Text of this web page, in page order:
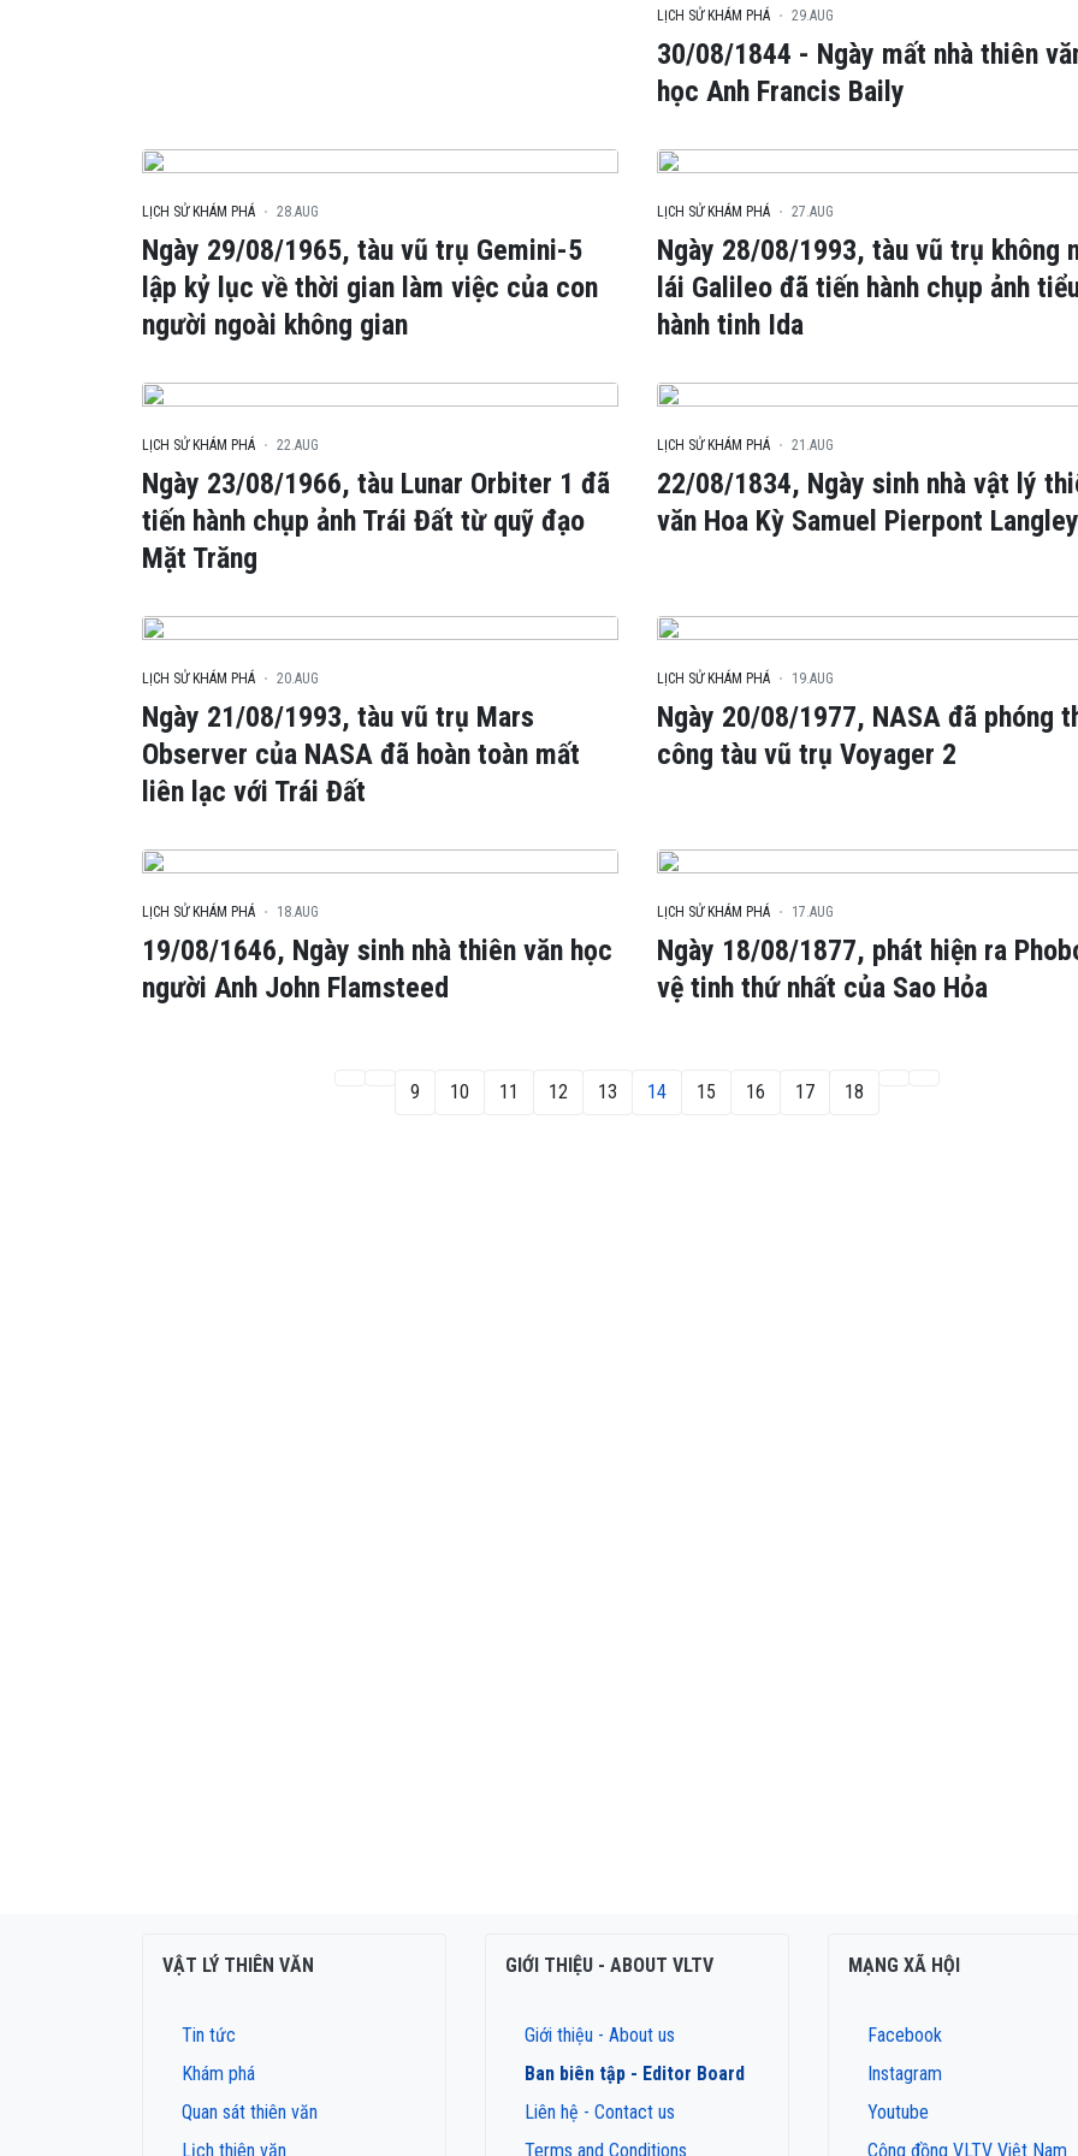
LỊCH SỬ KHÁM PHÁ 29.AUG
30/08/1844 - Ngày mất nhà thiên
học Anh Francis Baily
LỊCH SỬ KHÁM PHÁ 28.AUG
Ngày 29/08/1965, tàu vũ trụ Gemini-5
lập kỷ lục về thời gian làm việc của con
người ngoài không gian
LỊCH SỬ KHÁM PHÁ 27.AUG
Ngày 28/08/1993, tàu vũ trụ không
lái Galileo đã tiến hành chụp ảnh
hành tinh Ida
LỊCH SỬ KHÁM PHÁ 22.AUG
Ngày 23/08/1966, tàu Lunar Orbiter 1 đã
tiến hành chụp ảnh Trái Đất từ quỹ đạo
Mặt Trăng
LỊCH SỬ KHÁM PHÁ 21.AUG
22/08/1834, Ngày sinh nhà vật lý
văn Hoa Kỳ Samuel Pierpont Langley
LỊCH SỬ KHÁM PHÁ 20.AUG
Ngày 21/08/1993, tàu vũ trụ Mars
Observer của NASA đã hoàn toàn mất
liên lạc với Trái Đất
LỊCH SỬ KHÁM PHÁ 19.AUG
Ngày 20/08/1977, NASA đã phóng
công tàu vũ trụ Voyager 2
LỊCH SỬ KHÁM PHÁ 18.AUG
19/08/1646, Ngày sinh nhà thiên văn học
người Anh John Flamsteed
LỊCH SỬ KHÁM PHÁ 17.AUG
Ngày 18/08/1877, phát hiện ra
vệ tinh thứ nhất của Sao Hỏa
9 10 11 12 13 14 15 16 17 18
VẬT LÝ THIÊN VĂN
Tin tức
Khám phá
Quan sát thiên văn
Lịch thiên văn
GIỚI THIỆU - ABOUT VLTV
Giới thiệu - About us
Ban biên tập - Editor Board
Liên hệ - Contact us
Terms and Conditions
MẠNG XÃ HỘI
Facebook
Instagram
Youtube
Cộng đồng VLTV Việt Nam